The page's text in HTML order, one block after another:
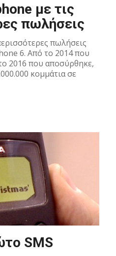
με τις
πωλήσεις
πωλήσεις
6. Από το 2014 που
2016 που αποσύρθηκε,
κομμάτια σε
SMS